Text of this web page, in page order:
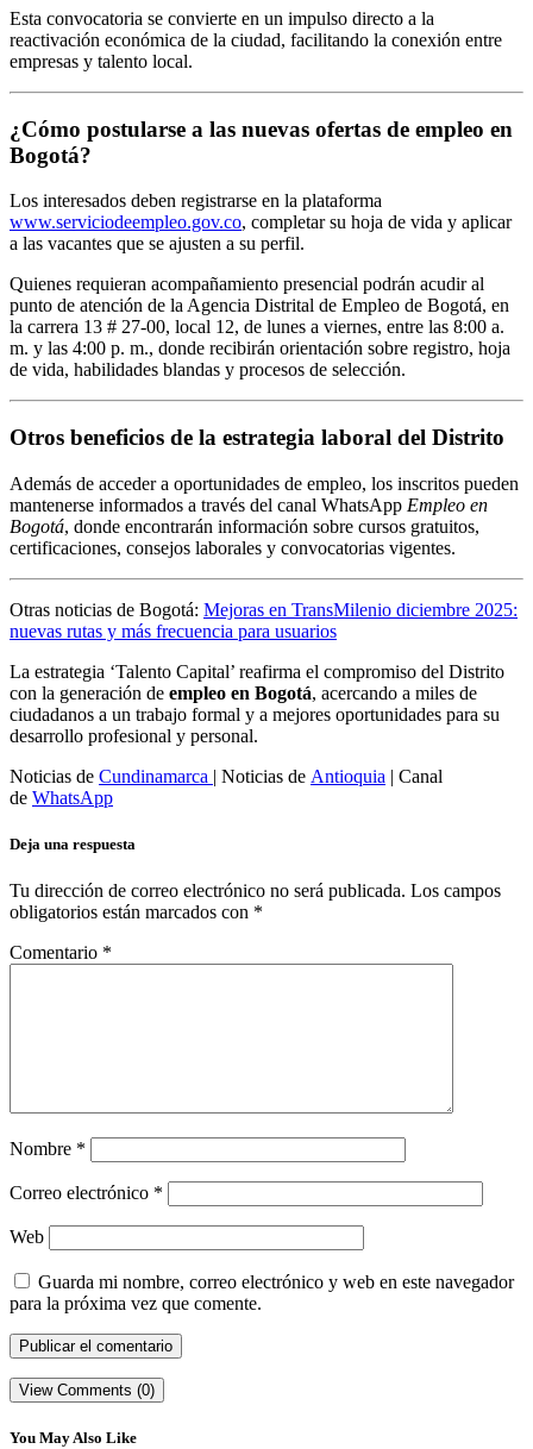
Esta convocatoria se convierte en un impulso directo a la
reactivación económica de la ciudad, facilitando la conexión entre
empresas y talento local.
¿Cómo postularse a las nuevas ofertas de empleo en
Bogotá?
Los interesados deben registrarse en la plataforma
www.serviciodeempleo.gov.co, completar su hoja de vida y aplicar
a las vacantes que se ajusten a su perfil.
Quienes requieran acompañamiento presencial podrán acudir al
punto de atención de la Agencia Distrital de Empleo de Bogotá, en
la carrera 13 # 27-00, local 12, de lunes a viernes, entre las 8:00 a.
m. y las 4:00 p. m., donde recibirán orientación sobre registro, hoja
de vida, habilidades blandas y procesos de selección.
Otros beneficios de la estrategia laboral del Distrito
Además de acceder a oportunidades de empleo, los inscritos pueden
mantenerse informados a través del canal WhatsApp Empleo en
Bogotá, donde encontrarán información sobre cursos gratuitos,
certificaciones, consejos laborales y convocatorias vigentes.
Otras noticias de Bogotá: Mejoras en TransMilenio diciembre 2025:
nuevas rutas y más frecuencia para usuarios
La estrategia ‘Talento Capital’ reafirma el compromiso del Distrito
con la generación de empleo en Bogotá, acercando a miles de
ciudadanos a un trabajo formal y a mejores oportunidades para su
desarrollo profesional y personal.
Noticias de Cundinamarca | Noticias de Antioquia | Canal
de WhatsApp
Deja una respuesta
Tu dirección de correo electrónico no será publicada. Los campos
obligatorios están marcados con *
Comentario *
Nombre *
Correo electrónico *
Web
Guarda mi nombre, correo electrónico y web en este navegador
para la próxima vez que comente.
View Comments (0)
You May Also Like